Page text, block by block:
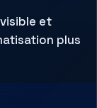
et
plus